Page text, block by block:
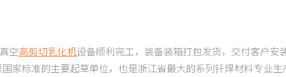
空高剪切乳化机设备顺利完工，装备装箱打包发货，交付客户安
家标准的主要起草单位，也是浙江省最大的系列钎焊材料专业生